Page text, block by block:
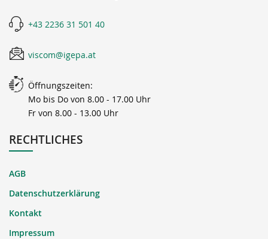
+43 2236 31 501 40
viscom@igepa.at
Öffnungszeiten:
Mo bis Do von 8.00 - 17.00 Uhr
Fr von 8.00 - 13.00 Uhr
RECHTLICHES
AGB
Datenschutzerklärung
Kontakt
Impressum